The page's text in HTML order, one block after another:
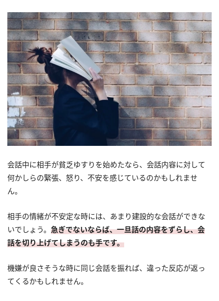
会話中に相手が貧乏ゆすりを始めたなら、会話内容に対して
何かしらの緊張、怒り、不安を感じているのかもしれませ
ん。
相手の情緒が不安定な時には、あまり建設的な会話ができな
いでしょう。 急ぎでないならば、一旦話の内容をずらし、会
話を切り上げてしまうのも手です。
機嫌が良さそうな時に同じ会話を振れば、違った反応が返っ
てくるかもしれません。